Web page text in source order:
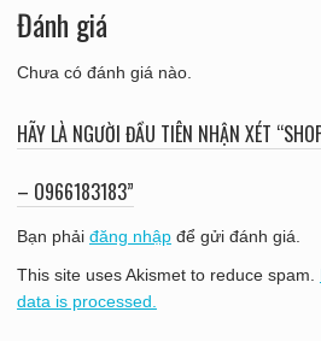
Đánh giá
Chưa có đánh giá nào.
HÃY LÀ NGƯỜI ĐẦU TIÊN NHẬN XÉT
– O966183183”
Bạn phải đăng nhậpđể gửi đánh giá.
This site uses Akismet to reduce spam.
data is processed.